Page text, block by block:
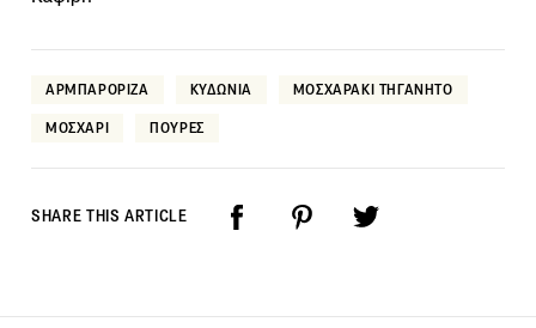
ΑΡΜΠΑΡΟΡΙΖΑ ΚΥΔΩΝΙΑ ΜΟΣΧΑΡΑΚΙ ΤΗΓΑΝΗΤΟ
ΜΟΣΧΑΡΙ ΠΟΥΡΕΣ
SHARE THIS ARTICLE